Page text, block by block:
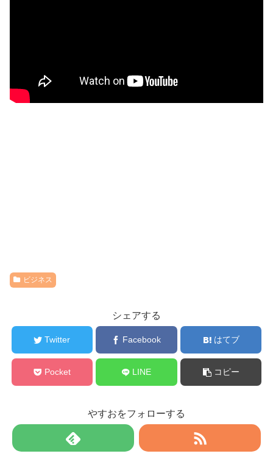
ビジネス
シェアする
Twitter Facebook はてブ
Pocket LINE コピー
やすおをフォローする